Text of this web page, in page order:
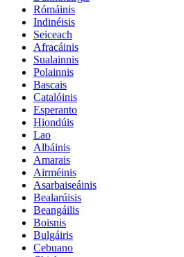
Rómáinis
Indinéisis
Seiceach
Afracáinis
Sualainnis
Polainnis
Bascais
Catalóinis
Esperanto
Hiondúis
Lao
Albáinis
Amarais
Airméinis
Asarbaiseáinis
Bealarúisis
Beangáilis
Boisnis
Bulgáiris
Cebuano